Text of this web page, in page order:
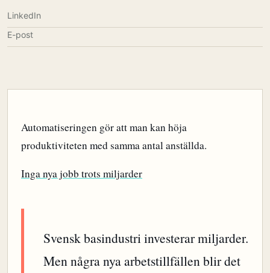
Automatiseringen gör att man kan höja
produktiviteten med samma antal anställda.
Inga nya jobb trots miljarder
Svensk basindustri investerar miljarder.
Men några nya arbetstillfällen blir det
LinkedIn
E-post